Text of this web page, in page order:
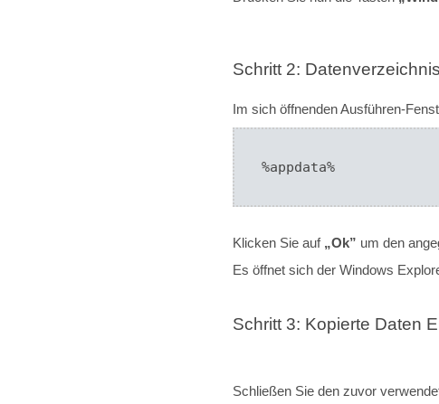
Schritt 2:
Im sich öffnenden Ausführen-
%appdata%
Klicken Sie auf „Ok” um den
Es öffnet sich der Windows
Schritt 3: Kopierte Daten
Schließen Sie den zuvor